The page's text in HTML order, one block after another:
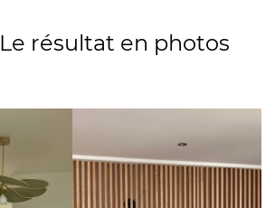
Le résultat en photos